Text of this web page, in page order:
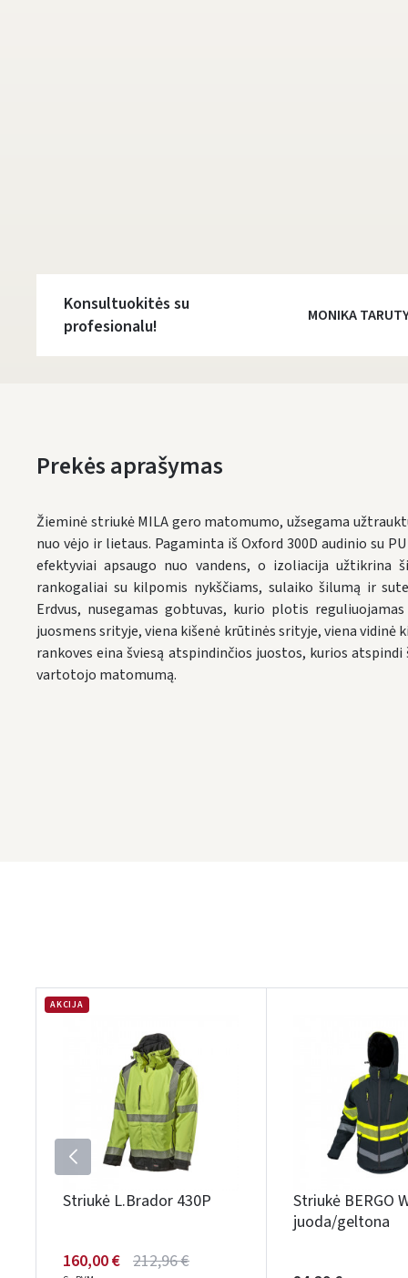
Konsultuokitės su
profesionalu!
MONIKA
Prekės aprašymas
Žieminė striukė MILA gero matomumo, užsegama
nuo vėjo ir lietaus. Pagaminta iš Oxford 300D audinio su
efektyviai apsaugo nuo vandens, o izoliacija užtikrina
rankogaliai su kilpomis nykščiams, sulaiko šilumą ir
Erdvus, nusegamas gobtuvas, kurio plotis
juosmens srityje, viena kišenė krūtinės srityje, viena vidinė
rankoves eina šviesą atspindinčios juostos, kurios
vartotojo matomumą.
AKCIJA
Striukė L.Brador 430P
160,00 € 212,96 €
Striukė BERGO
juoda/geltona